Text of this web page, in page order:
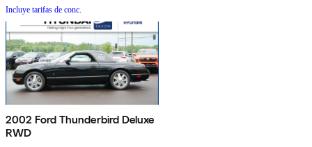
Incluye tarifas de conc.
2002 Ford Thunderbird Deluxe
RWD